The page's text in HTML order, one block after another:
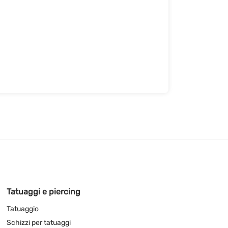
Tatuaggi e piercing
Tatuaggio
Schizzi per tatuaggi